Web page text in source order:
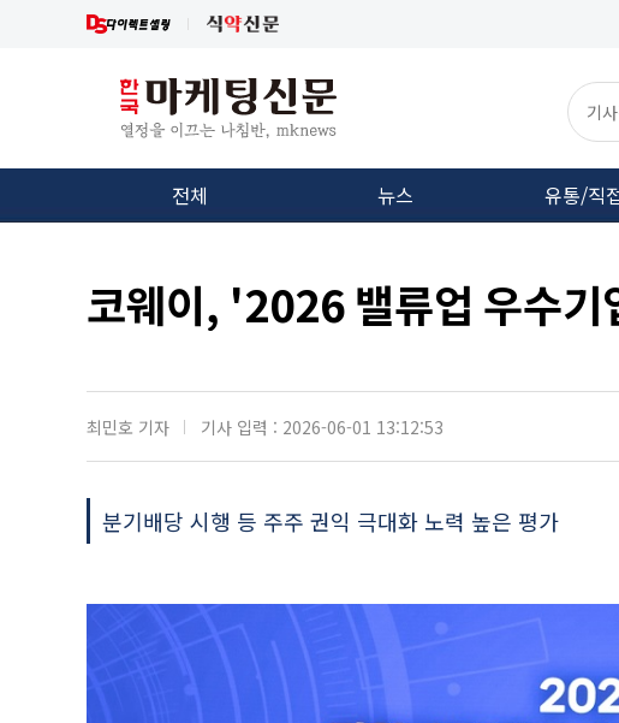
전체 뉴스 유통/직
코웨이, '2026 밸류업 우수기
최민호 기자 기사 입력 : 2026-06-01 13:12:53
분기배당 시행 등 주주 권익 극대화 노력 높은 평가